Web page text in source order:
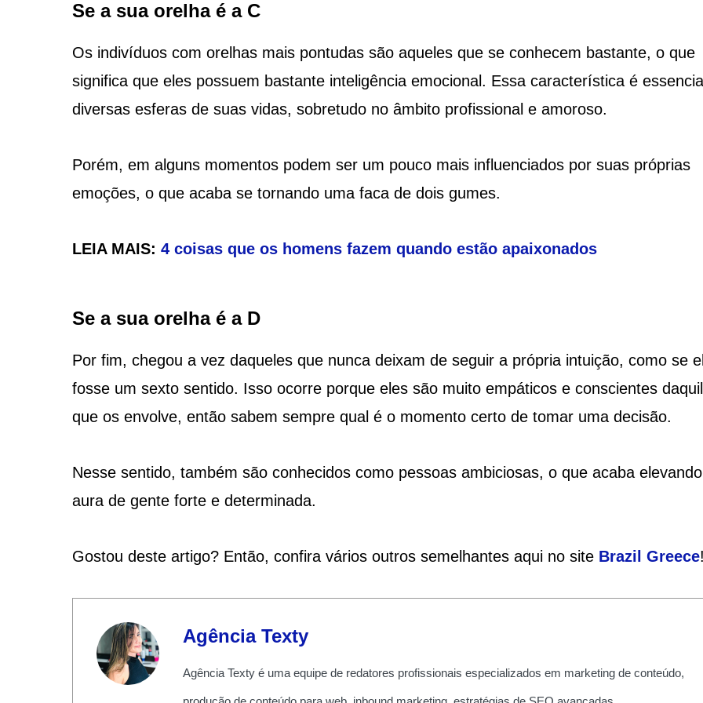
Se a sua orelha é a C
Os indivíduos com orelhas mais pontudas são aqueles que se conhecem bastante, o que
significa que eles possuem bastante inteligência emocional. Essa característica é
diversas esferas de suas vidas, sobretudo no âmbito profissional e amoroso.
Porém, em alguns momentos podem ser um pouco mais influenciados por suas próprias
emoções, o que acaba se tornando uma faca de dois gumes.
LEIA MAIS: 4 coisas que os homens fazem quando estão apaixonados
Se a sua orelha é a D
Por fim, chegou a vez daqueles que nunca deixam de seguir a própria intuição, como se
fosse um sexto sentido. Isso ocorre porque eles são muito empáticos e conscientes
que os envolve, então sabem sempre qual é o momento certo de tomar uma decisão.
Nesse sentido, também são conhecidos como pessoas ambiciosas, o que acaba
aura de gente forte e determinada.
Gostou deste artigo? Então, confira vários outros semelhantes aqui no site Brazil Greece!
Agência Texty
Agência Texty é uma equipe de redatores profissionais especializados em marketing de conteúdo,